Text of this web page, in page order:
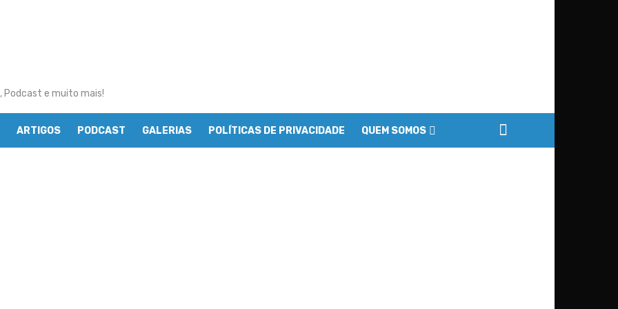
Podcast e muito mais!
ARTIGOS PODCAST GALERIAS POLÍTICAS DE PRIVACIDADE QUEM SOMOS